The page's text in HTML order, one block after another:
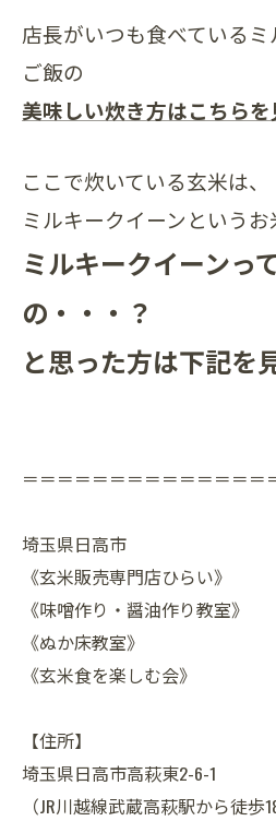
店長がいつも食べている
ご飯の
美味しい炊き方はこちらを
ここで炊いている玄米は、
ミルキークイーンというお
ミルキークイーンっ
の・・・？
と思った方は下記を
＝＝＝＝＝＝＝＝＝＝＝＝＝＝
埼玉県日高市
《玄米販売専門店ひらい》
《味噌作り・醤油作り教室》
《ぬか床教室》
《玄米食を楽しむ会》
【住所】
埼玉県日高市高萩東2-6-1
（JR川越線武蔵高萩駅から徒歩